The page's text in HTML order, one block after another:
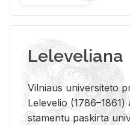
Leleveliana
Vil­niaus uni­ver­si­te­to
Le­le­ve­lio
sta­men­tu pa­skir­ta